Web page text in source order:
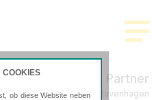
Freund & Partner
Steuerberatung in Stavenhagen
COOKIES
ob diese Website neben